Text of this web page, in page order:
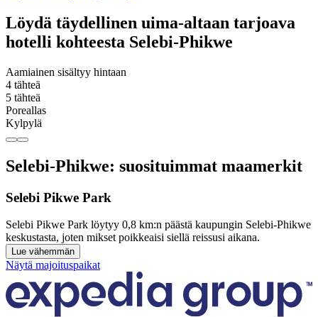
Löydä täydellinen uima-altaan tarjoava
hotelli kohteesta Selebi-Phikwe
Aamiainen sisältyy hintaan
4 tähteä
5 tähteä
Poreallas
Kylpylä
Selebi-Phikwe: suosituimmat maamerkit
Selebi Pikwe Park
Selebi Pikwe Park löytyy 0,8 km:n päästä kaupungin Selebi-Phikwe
keskustasta, joten mikset poikkeaisi siellä reissusi aikana.
Lue vähemmän
Näytä majoituspaikat